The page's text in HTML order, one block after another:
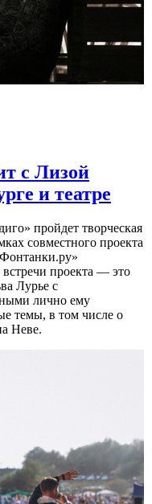
с Лизой
и театре
пройдет творческая
совместного проекта
проекта — это
Лурье с
лично ему
темы, в том числе о
Неве.